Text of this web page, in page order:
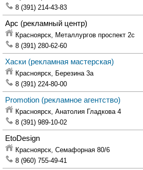
8 (391) 214-43-83
Арс (рекламный центр)
Красноярск, Металлургов проспект 2с
8 (391) 280-62-60
Хаски (рекламная мастерская)
Красноярск, Березина 3а
8 (391) 224-80-00
Promotion (рекламное агентство)
Красноярск, Анатолия Гладкова 4
8 (391) 989-10-02
EtoDesign
Красноярск, Семафорная 80/6
8 (960) 755-49-41